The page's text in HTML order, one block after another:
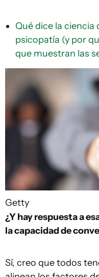
Qué dice la ciencia
psicopatía (y por
que muestran las
Getty
¿Y hay respuesta a
la capacidad de
Sí, creo que todos